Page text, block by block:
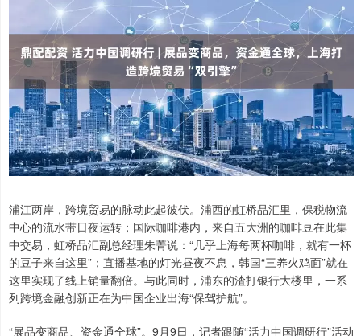
浦江两岸，跨境贸易的脉动此起彼伏。浦西的虹桥品汇里，保税物流
中心的流水带日夜运转；国际咖啡港内，来自五大洲的咖啡豆在此集
中交易，虹桥品汇副总经理朱菁说：“几乎上海每两杯咖啡，就有一杯
的豆子来自这里”；直播基地的灯光昼夜不息，韩国“三养火鸡面”就在
这里实现了线上销量翻倍。与此同时，浦东的渣打银行大楼里，一系
列跨境金融创新正在为中国企业出海“保驾护航”。
“展品变商品、资金通全球”。9月9日，记者跟随“活力中国调研行”活动